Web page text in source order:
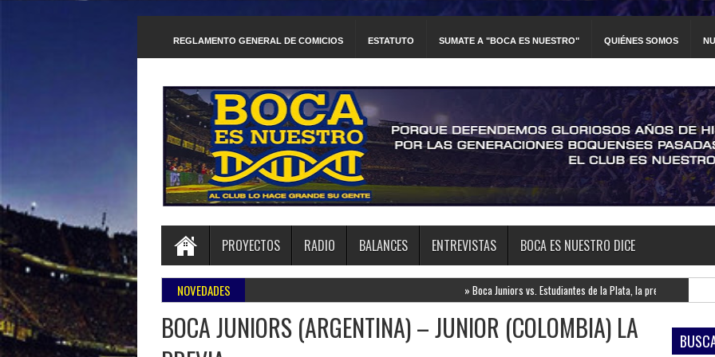
REGLAMENTO GENERAL DE COMICIOS ESTATUTO SUMATE A "BOCA ES NUESTRO" QUIÉNES SOMOS
PROYECTOS RADIO BALANCES ENTREVISTAS BOCA ES NUESTRO DICE
NOVEDADES Boca Juniors vs. Estudiantes de la Plata, la previa »Newell's Old
BOCA JUNIORS (ARGENTINA) – JUNIOR (COLOMBIA) LA